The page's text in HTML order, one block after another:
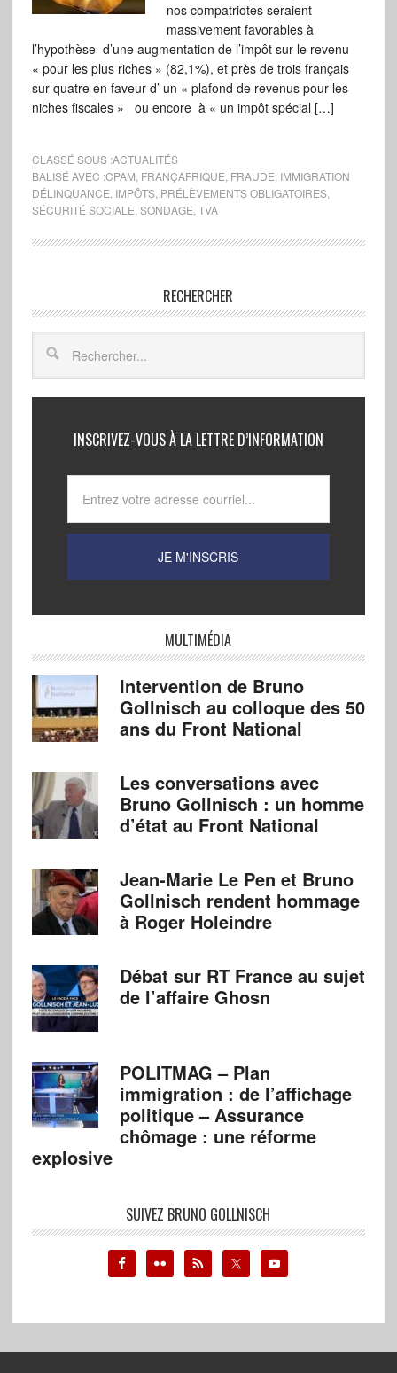
nos compatriotes seraient
massivement favorables à
l’hypothèse d’une augmentation de l’impôt sur le revenu
« pour les plus riches » (82,1%), et près de trois français
sur quatre en faveur d’ un « plafond de revenus pour les
niches fiscales » ou encore à « un impôt spécial […]
CLASSÉ SOUS :ACTUALITÉS
BALISÉ AVEC :CPAM FRANÇAFRIQUE FRAUDE IMMIGRATION
DÉLINQUANCE IMPÔTS, PRÉLÈVEMENTS OBLIGATOIRES,
SÉCURITÉ SOCIALE SONDAGE TVA
RECHERCHER
INSCRIVEZ-VOUS À LA LETTRE D’INFORMATION
MULTIMÉDIA
Intervention de Bruno
Gollnisch au colloque des 50
ans du Front National
Les conversations avec
Bruno Gollnisch : un homme
d’état au Front National
Jean-Marie Le Pen et Bruno
Gollnisch rendent hommage
à Roger Holeindre
Débat sur RT France au sujet
de l’affaire Ghosn
POLITMAG – Plan
immigration : de l’affichage
politique – Assurance
chômage : une réforme
explosive
SUIVEZ BRUNO GOLLNISCH